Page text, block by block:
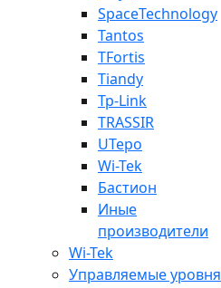
SpaceTechnology
Tantos
TFortis
Tiandy
Tp-Link
TRASSIR
UTepo
Wi-Tek
Бастион
Иные
производители
Wi-Tek
Управляемые уровня